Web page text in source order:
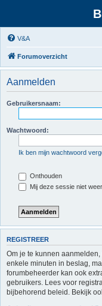
V&A
Forumoverzicht
Aanmelden
Gebruikersnaam:
Wachtwoord:
Ik ben mijn wachtwoord
Onthouden
Mij deze sessie niet
REGISTREER
Om je te kunnen
enkele minuten in beslag,
forumbeheerder kan ook
gebruikers. Lees voor
bijbehorend beleid. Bekijk